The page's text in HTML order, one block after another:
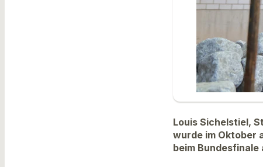
Louis Sichelstiel,
wurde im Oktober
beim Bundesfinale